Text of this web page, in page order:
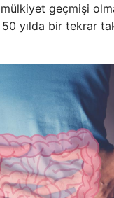
geçmişi
yılda bir tekrar